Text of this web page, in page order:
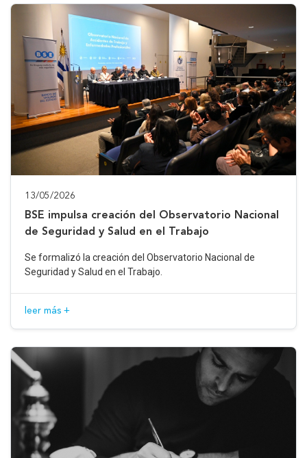
13/05/2026
BSE impulsa creación del Observatorio Nacional
de Seguridad y Salud en el Trabajo
Se formalizó la creación del Observatorio Nacional de
Seguridad y Salud en el Trabajo.
leer más +